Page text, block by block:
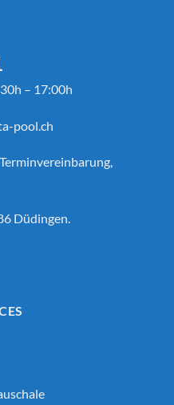
– 17:00h
pool.ch
Düdingen.